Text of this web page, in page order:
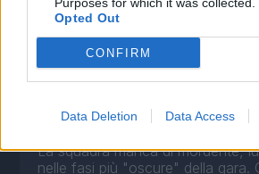
Opted Out
CONFIRM
Data Deletion Data Access
Bonus e
La squadra manca di mordente,
nelle fasi più "oscure" della gara.